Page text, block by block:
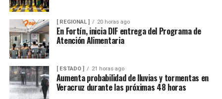
[ REGIONAL ] 20 horas ago
En Fortín, inicia DIF entrega del Programa de
Atención Alimentaria
[ ESTADO ] 21 horas ago
Aumenta probabilidad de lluvias y tormentas en
Veracruz durante las próximas 48 horas